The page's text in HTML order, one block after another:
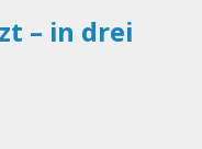
– in drei